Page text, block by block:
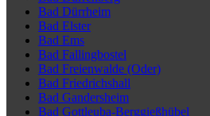
Bad Dürrheim
Bad Elster
Bad Ems
Bad Fallingbostel
Bad Freienwalde (Oder)
Bad Friedrichshall
Bad Gandersheim
Bad Gottleuba-Berggießhübel